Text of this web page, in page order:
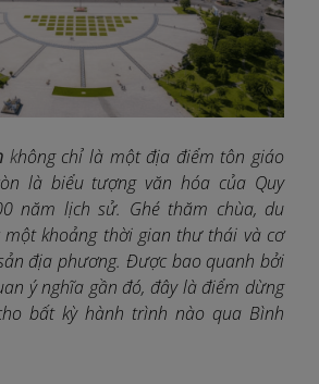
không chỉ là một địa điểm tôn giáo
là biểu tượng văn hóa của Quy
năm lịch sử. Ghé thăm chùa, du
một khoảng thời gian thư thái và cơ
địa phương. Được bao quanh bởi
ý nghĩa gần đó, đây là điểm dừng
bất kỳ hành trình nào qua Bình